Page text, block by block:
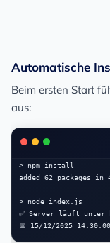
Automatische
Beim ersten Start
aus:
> npm install
added 62 packages in
> node index.js
✅ Server läuft unter